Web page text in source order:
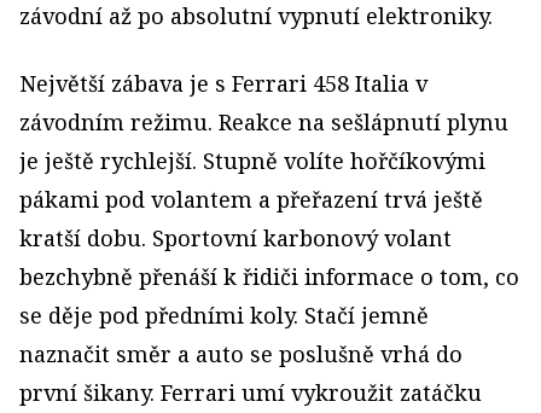
závodní až po absolutní vypnutí elektroniky.
Největší zábava je s Ferrari 458 Italia v
závodním režimu. Reakce na sešlápnutí plynu
je ještě rychlejší. Stupně volíte hořčíkovými
pákami pod volantem a přeřazení trvá ještě
kratší dobu. Sportovní karbonový volant
bezchybně přenáší k řidiči informace o tom, co
se děje pod předními koly. Stačí jemně
naznačit směr a auto se poslušně vrhá do
první šikany. Ferrari umí vykroužit zatáčku